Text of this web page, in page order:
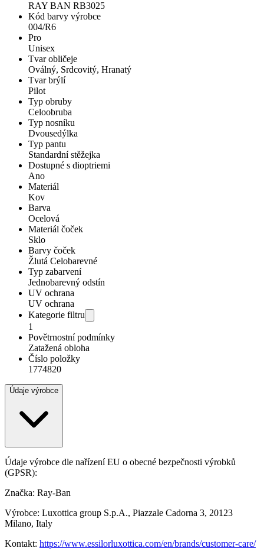
RAY BAN RB3025
Kód barvy výrobce
004/R6
Pro
Unisex
Tvar obličeje
Oválný, Srdcovitý, Hranatý
Tvar brýlí
Pilot
Typ obruby
Celoobruba
Typ nosníku
Dvousedýlka
Typ pantu
Standardní stěžejka
Dostupné s dioptriemi
Ano
Materiál
Kov
Barva
Ocelová
Materiál čoček
Sklo
Barvy čoček
Žlutá Celobarevné
Typ zabarvení
Jednobarevný odstín
UV ochrana
UV ochrana
Kategorie filtru
1
Povětrnostní podmínky
Zatažená obloha
Číslo položky
1774820
Údaje výrobce
Údaje výrobce dle nařízení EU o obecné bezpečnosti výrobků
(GPSR):
Značka: Ray-Ban
Výrobce: Luxottica group S.p.A., Piazzale Cadorna 3, 20123
Milano, Italy
Kontakt: https://www.essilorluxottica.com/en/brands/customer-care/